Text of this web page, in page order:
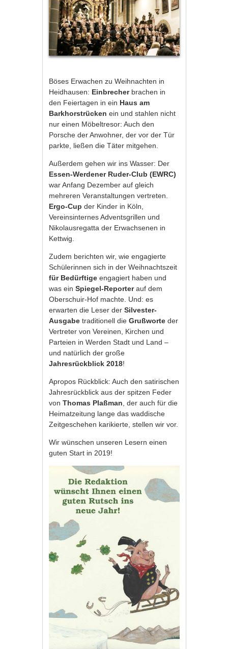
Böses Erwachen zu Weihnachten in
Heidhausen: Einbrecherbrachen in
den Feiertagen in ein Haus am
Barkhorstrücken ein und stahlen nicht
nur einen Möbeltresor: Auch den
Porsche der Anwohner, der vor der Tür
parkte, ließen die Täter mitgehen.
Außerdem gehen wir ins Wasser: Der
Essen-Werdener Ruder-Club (EWRC)
war Anfang Dezember auf gleich
mehreren Veranstaltungen vertreten.
Ergo-Cup der Kinder in Köln,
Vereinsinternes Adventsgrillen und
Nikolausregatta der Erwachsenen in
Kettwig.
Zudem berichten wir, wie engagierte
Schülerinnen sich in der Weihnachtszeit
für Bedürftige engagiert haben und
was einSpiegel-Reporterauf dem
Oberschuir-Hof machte. Und: es
erwarten die Leser der Silvester-
Ausgabe traditionell dieGrußworte der
Vertreter von Vereinen, Kirchen und
Parteien in Werden Stadt und Land –
und natürlich der große
Jahresrückblick 2018!
Apropos Rückblick: Auch den satirischen
Jahresrückblick aus der spitzen Feder
vonThomas Plaßman , der auch für die
Heimatzeitung lange das waddische
Zeitgeschehen karikierte, stellen wir vor.
Wir wünschen unseren Lesern einen
guten Start in 2019!